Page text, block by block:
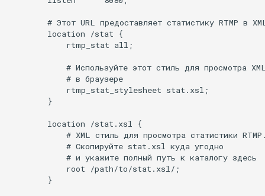
# Этот URL предоставляет статистику RTMP в
        location /stat {
            rtmp_stat all;
# Используйте этот стиль для просмотра
            # в браузере
            rtmp_stat_stylesheet stat.xsl;
        }
        location /stat.xsl {
# XML стиль для просмотра статистики
            # Скопируйте stat.xsl куда угодно
            # и укажите полный путь к каталогу здесь
            root /path/to/stat.xsl/;
        }